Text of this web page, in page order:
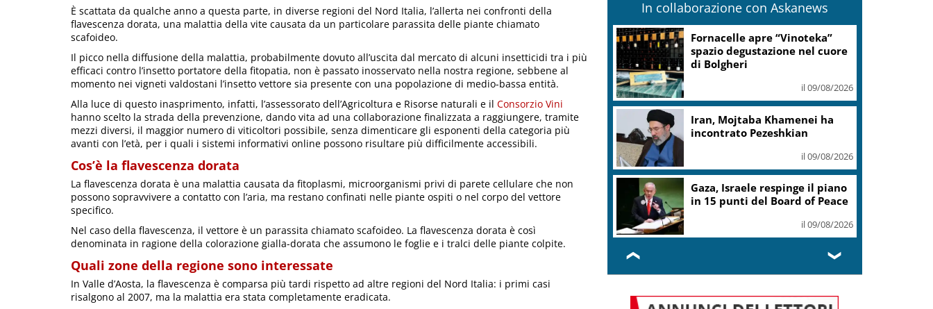
È scattata da qualche anno a questa parte, in diverse regioni del Nord Italia, l’allerta nei confronti della
flavescenza dorata, una malattia della vite causata da un particolare parassita delle piante chiamato
scafoideo.
Il picco nella diffusione della malattia, probabilmente dovuto all’uscita dal mercato di alcuni insetticidi tra i più
efficaci contro l’insetto portatore della fitopatia, non è passato inosservato nella nostra regione, sebbene al
momento nei vigneti valdostani l’insetto vettore sia presente con una popolazione di medio-bassa entità.
Alla luce di questo inasprimento, infatti, l’assessorato dell’Agricoltura e Risorse naturali e il Consorzio Vini
hanno scelto la strada della prevenzione, dando vita ad una collaborazione finalizzata a raggiungere, tramite
mezzi diversi, il maggior numero di viticoltori possibile, senza dimenticare gli esponenti della categoria più
avanti con l’età, per i quali i sistemi informativi online possono risultare più difficilmente accessibili.
Cos’è la flavescenza dorata
La flavescenza dorata è una malattia causata da fitoplasmi, microorganismi privi di parete cellulare che non
possono sopravvivere a contatto con l’aria, ma restano confinati nelle piante ospiti o nel corpo del vettore
specifico.
Nel caso della flavescenza, il vettore è un parassita chiamato scafoideo. La flavescenza dorata è così
denominata in ragione della colorazione gialla-dorata che assumono le foglie e i tralci delle piante colpite.
Quali zone della regione sono interessate
In Valle d’Aosta, la flavescenza è comparsa più tardi rispetto ad altre regioni del Nord Italia: i primi casi
risalgono al 2007, ma la malattia era stata completamente eradicata.
In collaborazione con Askanews
Fornacelle apre “Vinoteka”
spazio degustazione nel cuore
di Bolgheri
il 09/08/2026
Iran, Mojtaba Khamenei ha
incontrato Pezeshkian
il 09/08/2026
Gaza, Israele respinge il piano
in 15 punti del Board of Peace
il 09/08/2026
❮ ❯